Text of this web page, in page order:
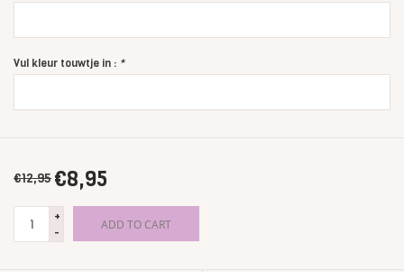
Vul kleur touwtje in : *
€12,95 €8,95
+
-
ADD TO CART